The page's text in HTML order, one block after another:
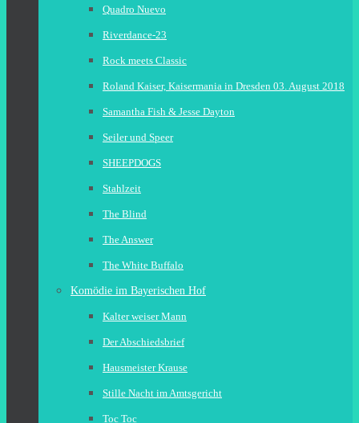
Quadro Nuevo
Riverdance-23
Rock meets Classic
Roland Kaiser, Kaisermania in Dresden 03. August 2018
Samantha Fish & Jesse Dayton
Seiler und Speer
SHEEPDOGS
Stahlzeit
The Blind
The Answer
The White Buffalo
Komödie im Bayerischen Hof
Kalter weiser Mann
Der Abschiedsbrief
Hausmeister Krause
Stille Nacht im Amtsgericht
Toc Toc